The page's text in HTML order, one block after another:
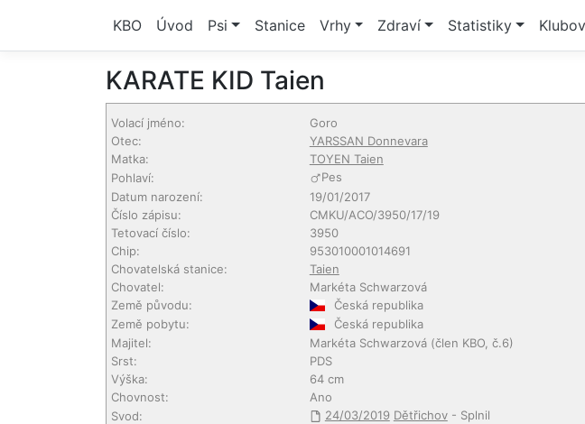
KBO Úvod Psi Stanice Vrhy Zdraví Statistiky
KARATE KID Taien
Volací jméno:
Goro
Otec:
YARSSAN Donnevara
Matka:
TOYEN Taien
Pohlaví:
Pes
Datum narození:
19/01/2017
Číslo zápisu:
CMKU/ACO/3950/17/19
Tetovací číslo:
3950
Chip:
953010001014691
Chovatelská stanice:
Taien
Chovatel:
Markéta Schwarzová
Země původu:
Česká republika
Země pobytu:
Česká republika
Majitel:
Markéta Schwarzová(člen KBO, č.6)
Srst:
PDS
Výška:
64 cm
Chovnost:
Ano
Svod:
24/03/2019 Dětřichov- Splnil